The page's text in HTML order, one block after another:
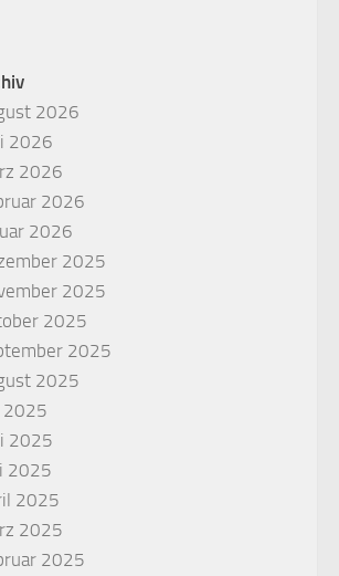
2026
2026
2026
2026
2026
2025
2025
2025
2025
2025
2025
2025
2025
2025
2025
2025